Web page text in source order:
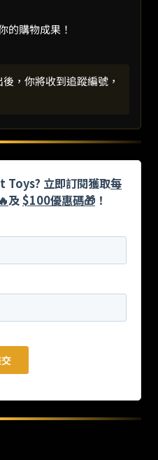
的購物成果！
，你將收到追蹤編號，